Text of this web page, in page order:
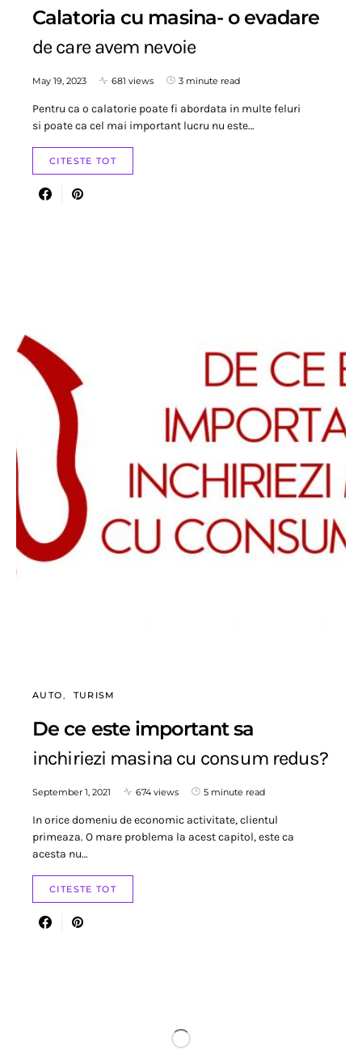
Calatoria cu masina- o evadare
de care avem nevoie
May 19, 2023 681 views 3 minute read
Pentru ca o calatorie poate fi abordata in multe feluri
si poate ca cel mai important lucru nu este…
CITESTE TOT
AUTO TURISM
De ce este important sa
inchiriezi masina cu consum redus?
September 1, 2021 674 views 5 minute read
In orice domeniu de economic activitate, clientul
primeaza. O mare problema la acest capitol, este ca
acesta nu…
CITESTE TOT